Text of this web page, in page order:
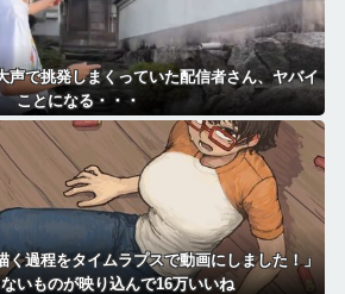
声で挑発しまくっていた配信者さん、ヤバイ
ことになる・・・
く過程をタイムラプスで動画にしました！」
いものが映り込んで16万いいね